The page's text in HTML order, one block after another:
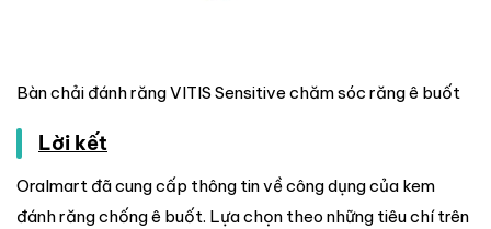
Bàn chải đánh răng VITIS Sensitive chăm sóc răng ê buốt
Lời kết
Oralmart đã cung cấp thông tin về công dụng của kem
đánh răng chống ê buốt. Lựa chọn theo những tiêu chí trên